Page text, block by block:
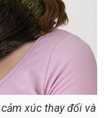
xúc thay đổi và